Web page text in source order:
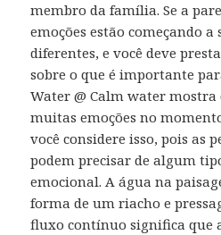
membro da família. Se a
emoções estão começando
diferentes, e você deve
sobre o que é importante
Water @ Calm water mostra
muitas emoções no
você considere isso, pois as
podem precisar de algum
emocional. A água na
forma de um riacho e
fluxo contínuo significa que